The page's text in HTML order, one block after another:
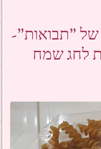
של "תבואות"-
לחג שמח